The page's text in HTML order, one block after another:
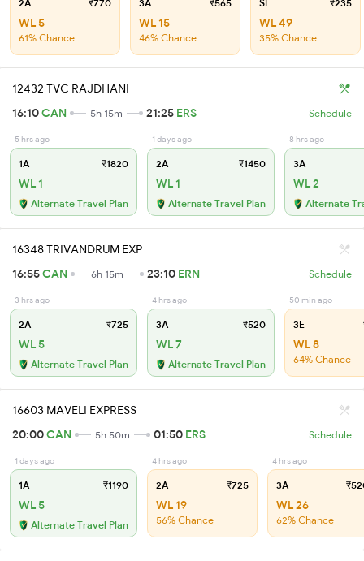
2A ₹770
WL 5
61% Chance
3A ₹565
WL 15
46% Chance
SL ₹235
WL 49
35% Chance
12432 TVC RAJDHANI
16:10CAN 5h 15m 21:25 ERS Schedule
5 hrs ago
1A ₹1820
WL 1
Alternate Travel Plan
1 days ago
2A ₹1450
WL 1
Alternate Travel Plan
8 hrs ago
3A
WL 2
Alternate
16348 TRIVANDRUM EXP
16:55CAN 6h 15m 23:10 ERN Schedule
3 hrs ago
2A ₹725
WL 5
Alternate Travel Plan
4 hrs ago
3A ₹520
WL 7
Alternate Travel Plan
50 min ago
3E
WL 8
64% Chance
16603 MAVELI EXPRESS
20:00CAN 5h 50m 01:50 ERS Schedule
1 days ago
1A ₹1190
WL 5
Alternate Travel Plan
4 hrs ago
2A ₹725
WL 19
56% Chance
4 hrs ago
3A
WL 26
62% Chance